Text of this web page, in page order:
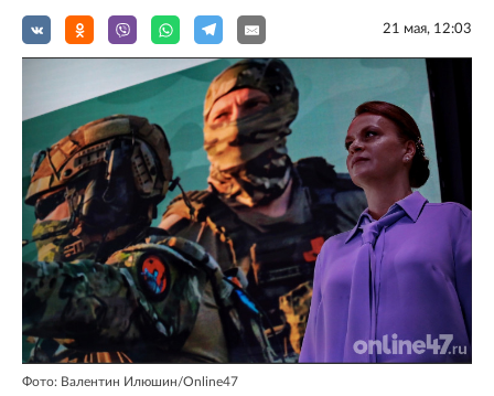
21 мая, 12:03
Фото: Валентин Илюшин/Online47